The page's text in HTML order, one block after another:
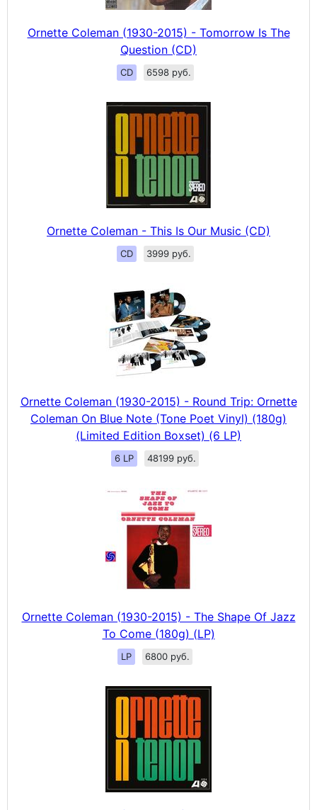
Ornette Coleman (1930-2015) - Tomorrow Is The
Question (CD)
CD 6598 руб.
Ornette Coleman - This Is Our Music (CD)
CD 3999 руб.
Ornette Coleman (1930-2015) - Round Trip: Ornette
Coleman On Blue Note (Tone Poet Vinyl) (180g)
(Limited Edition Boxset) (6 LP)
6 LP 48199 руб.
Ornette Coleman (1930-2015) - The Shape Of Jazz
To Come (180g) (LP)
LP 6800 руб.